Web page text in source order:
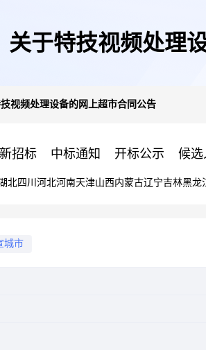
关于特技视频处理
视频处理设备的网上超市合同公告
招标 中标通知 开标公示 候选
北四川 河北河南天津山西内蒙古辽宁吉林黑龙
城市